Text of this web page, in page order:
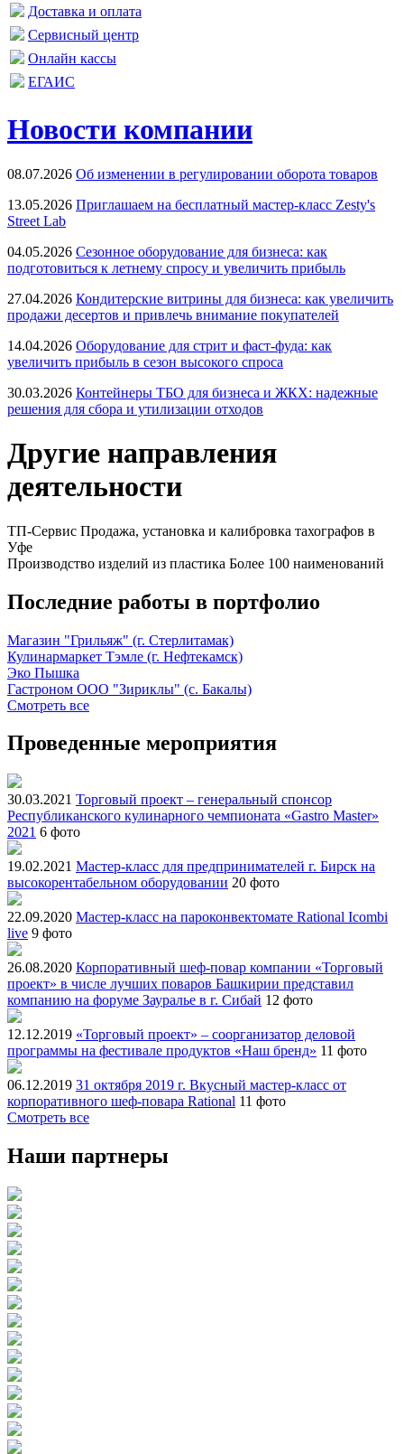
Доставка и оплата
Сервисный центр
Онлайн кассы
ЕГАИС
Новости компании
08.07.2026 Об изменении в регулировании оборота товаров
13.05.2026 Приглашаем на бесплатный мастер-класс Zesty's
Street Lab
04.05.2026 Сезонное оборудование для бизнеса: как
подготовиться к летнему спросу и увеличить прибыль
27.04.2026 Кондитерские витрины для бизнеса: как увеличить
продажи десертов и привлечь внимание покупателей
14.04.2026 Оборудование для стрит и фаст-фуда: как
увеличить прибыль в сезон высокого спроса
30.03.2026 Контейнеры ТБО для бизнеса и ЖКХ: надежные
решения для сбора и утилизации отходов
Другие направления
деятельности
ТП-Сервис Продажа, установка и калибровка тахографов в
Уфе
Производство изделий из пластика Более 100 наименований
Последние работы в портфолио
Магазин "Грильяж" (г. Стерлитамак)
Кулинармаркет Тэмле (г. Нефтекамск)
Эко Пышка
Гастроном ООО "Зириклы" (с. Бакалы)
Смотреть все
Проведенные мероприятия
30.03.2021 Торговый проект – генеральный спонсор
Республиканского кулинарного чемпионата «Gastro Master»
2021 6 фото
19.02.2021 Мастер-класс для предпринимателей г. Бирск на
высокорентабельном оборудовании 20 фото
22.09.2020 Мастер-класс на пароконвектомате Rational Icombi
live 9 фото
26.08.2020 Корпоративный шеф-повар компании «Торговый
проект» в числе лучших поваров Башкирии представил
компанию на форуме Зауралье в г. Сибай 12 фото
12.12.2019 «Торговый проект» – соорганизатор деловой
программы на фестивале продуктов «Наш бренд» 11 фото
06.12.2019 31 октября 2019 г. Вкусный мастер-класс от
корпоративного шеф-повара Rational 11 фото
Смотреть все
Наши партнеры